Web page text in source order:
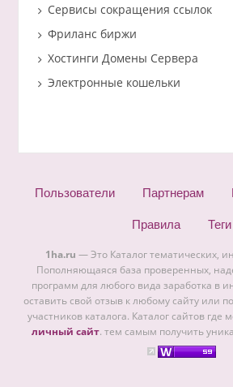
Сервисы сокращения ссылок
Фриланс биржи
Хостинги Домены Сервера
Электронные кошельки
Пользователи Партнерам
Правила Теги
1ha.ru — Это Каталог тематических,
Пополняющаяся база проверенных,
программ для любого вида заработка в
оставить свой отзыв к любому сайту или
участников каталога. Каталог сайтов где
личный сайт. тем самым получить